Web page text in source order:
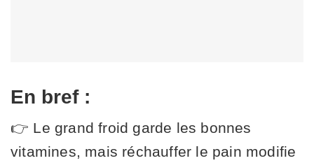
En bref :
👉 Le grand froid garde les bonnes
vitamines, mais réchauffer le pain modifie